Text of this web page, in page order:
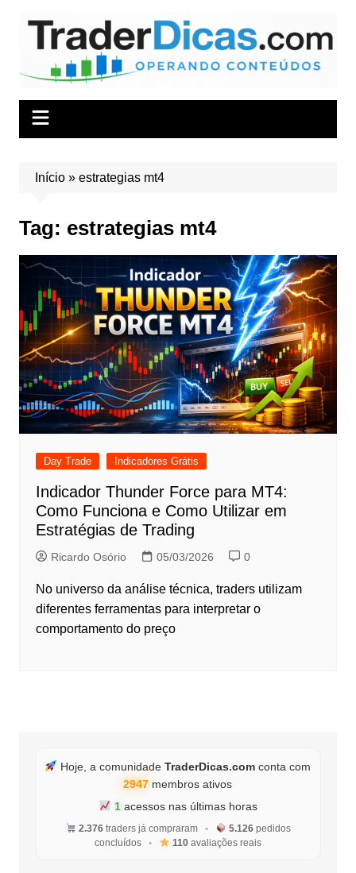
conteúdo
Início» estrategias mt4
Tag: estrategias mt4
Day Trade Indicadores Grátis
Indicador Thunder Force para MT4:
Como Funciona e Como Utilizar em
Estratégias de Trading
Ricardo Osório 05/03/2026 0
No universo da análise técnica, traders utilizam
diferentes ferramentas para interpretar o
comportamento do preço
Hoje, a comunidadeTraderDicas.com conta com
2947 membros ativos
1acessos nas últimas horas
2.376traders já compraram • 5.126pedidos
concluídos
• 110avaliações reais